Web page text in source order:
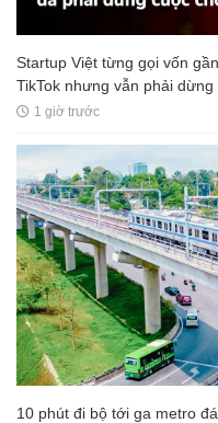
Startup Việt từng gọi vốn
TikTok nhưng vẫn phải
1 giờ trước
10 phút đi bộ tới ga metro